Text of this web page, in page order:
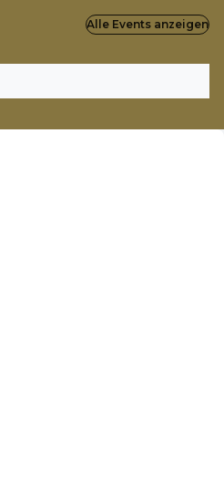
Alle Events anzeigen